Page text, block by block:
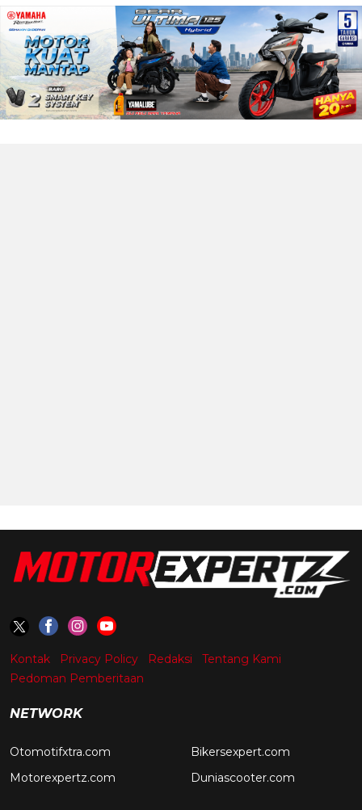
Kontak Privacy Policy Redaksi
Tentang Kami
Pedoman Pemberitaan
NETWORK
Otomotifxtra.com
Motorexpertz.com
Bikersexpert.com
Duniascooter.com